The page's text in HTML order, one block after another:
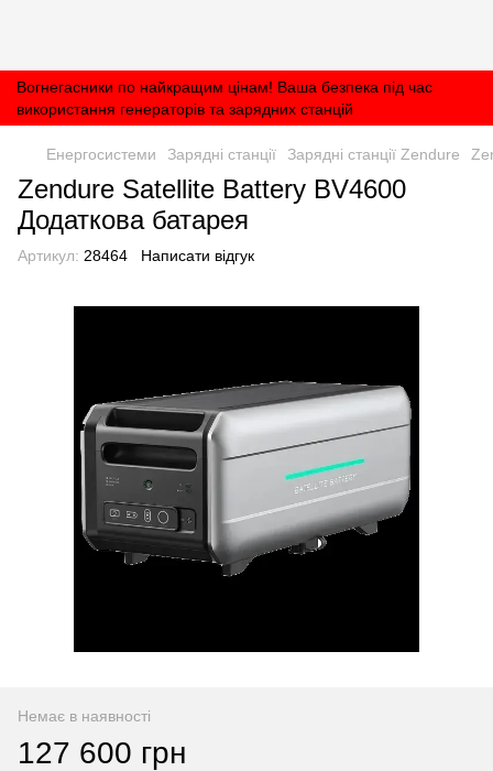
Вогнегасники по найкращим цінам! Ваша безпека під час
використання генераторів та зарядних станцій
Енергосистеми Зарядні станції Зарядні станції Zendure
Zendure Satellite Battery BV4600
Додаткова батарея
Артикул: 28464 Написати відгук
Немає в наявності
127 600 грн